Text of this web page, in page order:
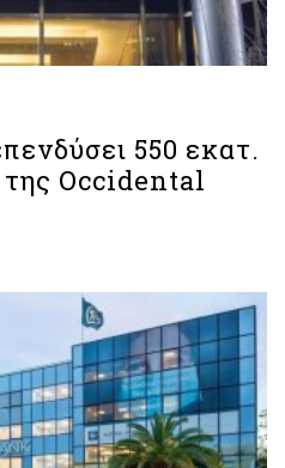
550 εκατ.
της Occidental